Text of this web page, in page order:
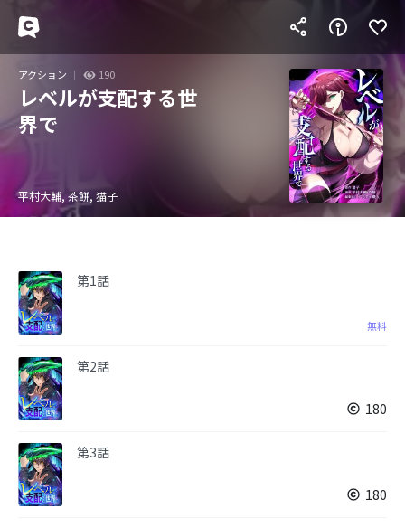
アクション 190
レベルが支配する世
界で
平村大輔, 茶餅, 猫子
第1話
無料
第2話
180
第3話
180